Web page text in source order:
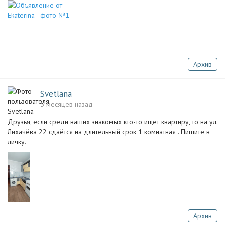
Архив
Svetlana
5 месяцев назад
Друзья, если среди ваших знакомых кто-то ищет квартиру, то на ул.
Лихачёва 22 сдаётся на длительный срок 1 комнатная . Пишите в
личку.
Архив